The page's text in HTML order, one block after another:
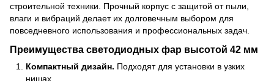
строительной техники. Прочный корпус с защитой от пыли,
влаги и вибраций делает их долговечным выбором для
повседневного использования и профессиональных задач.
Преимущества светодиодных фар высотой 42 мм
Компактный дизайн. Подходят для установки в узких
нишах.